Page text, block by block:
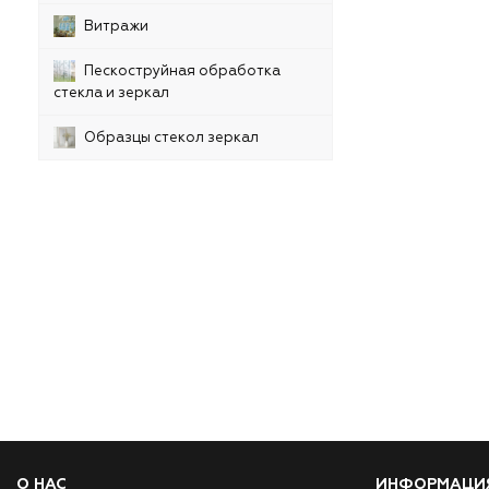
Витражи
Пескоструйная обработка
стекла и зеркал
Образцы стекол зеркал
О НАС